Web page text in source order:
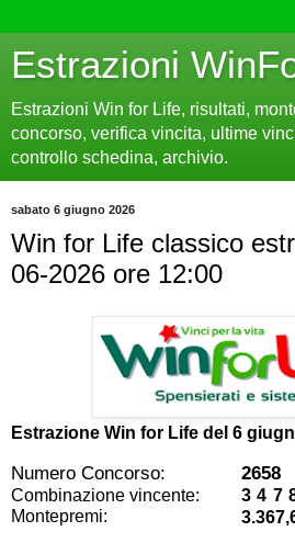
Estrazioni
Estrazioni Win for Life, risultati,
concorso, verifica vincita, ultime
controllo schedina, archivio.
sabato 6 giugno 2026
Win for Life classico
06-2026 ore 12:00
Estrazione Win for Life del 6
Numero Concorso: 2658
Combinazione vincente:
3 4 7
Montepremi: